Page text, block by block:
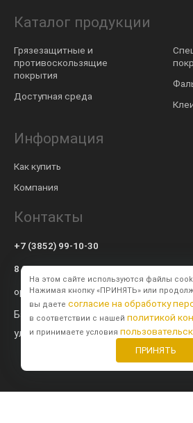
Каталог продукции
Грязезащитные и
противоскользящие
покрытия
Доступная среда
Информация
Как купить
Компания
Контакты
+7 (3852) 99-10-30
8 800 600-57-94
op@modulsib.ru
Барнаул
ул. Калинина, 71 к2
На этом сайте используются файлы
Нажимая кнопку «ПРИНЯТЬ» или
вы даете согласие на обработку
в соответствии с нашей политикой
и принимаете условия
ПРИНЯТЬ